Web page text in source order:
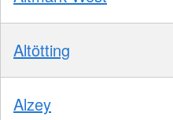
Altötting
Alzey